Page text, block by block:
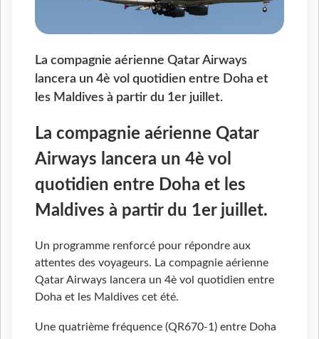
La compagnie aérienne Qatar Airways
lancera un 4è vol quotidien entre Doha et
les Maldives à partir du 1er juillet.
La compagnie aérienne Qatar
Airways lancera un 4è vol
quotidien entre Doha et les
Maldives à partir du 1er juillet.
Un programme renforcé pour répondre aux
attentes des voyageurs. La compagnie aérienne
Qatar Airways lancera un 4è vol quotidien entre
Doha et les Maldives cet été.
Une quatrième fréquence (QR670-1) entre Doha